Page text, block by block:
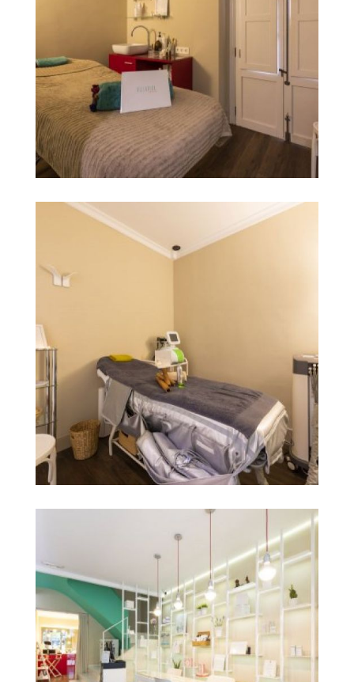
castellón
Ampliar
Ampliar